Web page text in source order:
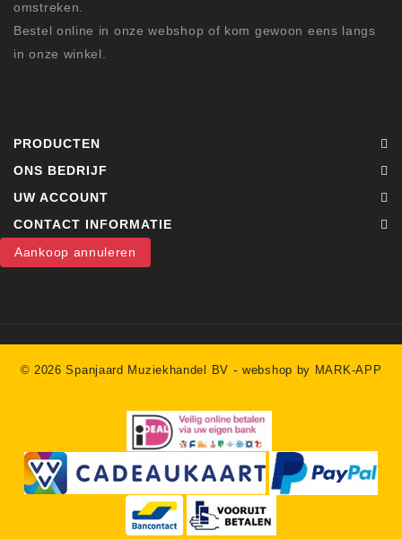
omstreken.
Bestel online in onze webshop of kom gewoon eens langs
in onze winkel.
PRODUCTEN
ONS BEDRIJF
UW ACCOUNT
CONTACT INFORMATIE
Aankoop annuleren
© 2026 Spanjaard Muziekhandel BV -webshop by MARK-APP